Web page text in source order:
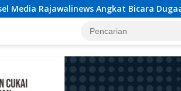
Dugaan Penggelapan Dana Desa Rp